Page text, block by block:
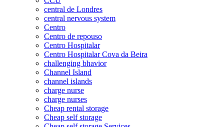
central de Londres
central nervous system
Centro
Centro de repouso
Centro Hospitalar
Centro Hospitalar Cova da Beira
challenging bhavior
Channel Island
channel islands
charge nurse
charge nurses
Cheap rental storage
Cheap self storage